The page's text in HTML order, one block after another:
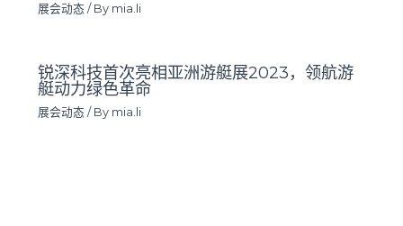
展会动态 / By mia.li
锐深科技首次亮相亚洲游艇展2023，领航游
艇动力绿色革命
展会动态 / By mia.li